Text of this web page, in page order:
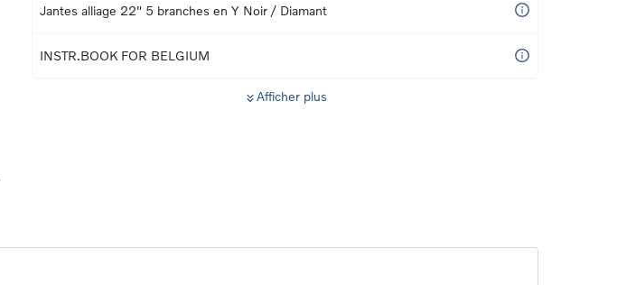
Jantes alliage 22" 5 branches en Y Noir / Diamant
INSTR.BOOK FOR BELGIUM
Afficher plus